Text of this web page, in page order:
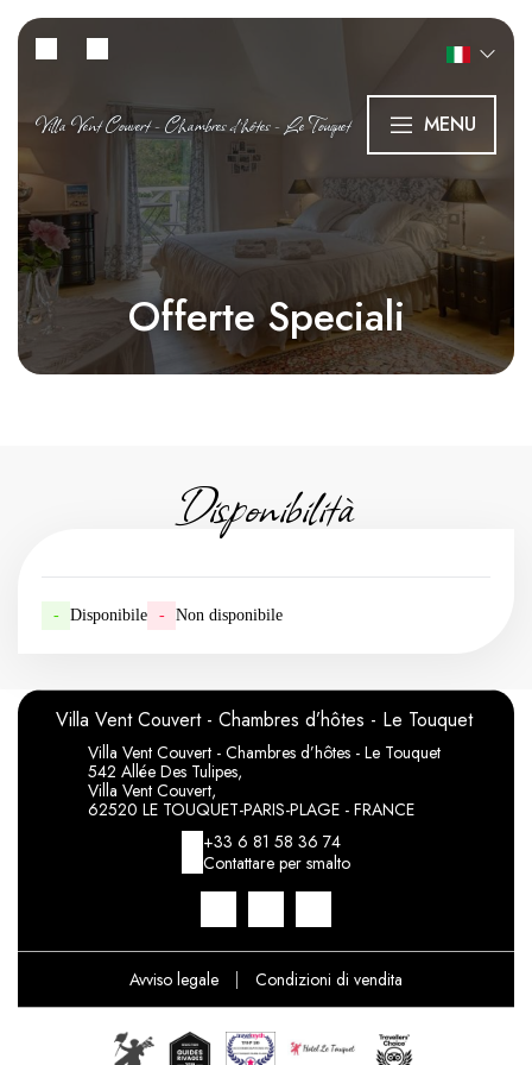
Villa Vent Couvert - Chambres d’hôtes - Le Touquet MENU
Offerte Speciali
Disponibilità
- Disponibile - Non disponibile
Villa Vent Couvert - Chambres d’hôtes - Le Touquet
Villa Vent Couvert - Chambres d’hôtes - Le Touquet
542 Allée Des Tulipes,
Villa Vent Couvert,
62520 LE TOUQUET-PARIS-PLAGE - FRANCE
+33 6 81 58 36 74
Contattare per smalto
Avviso legale Condizioni di vendita